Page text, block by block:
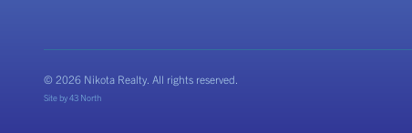
© 2026 Nikota Realty. All rights reserved.
Site by43 North